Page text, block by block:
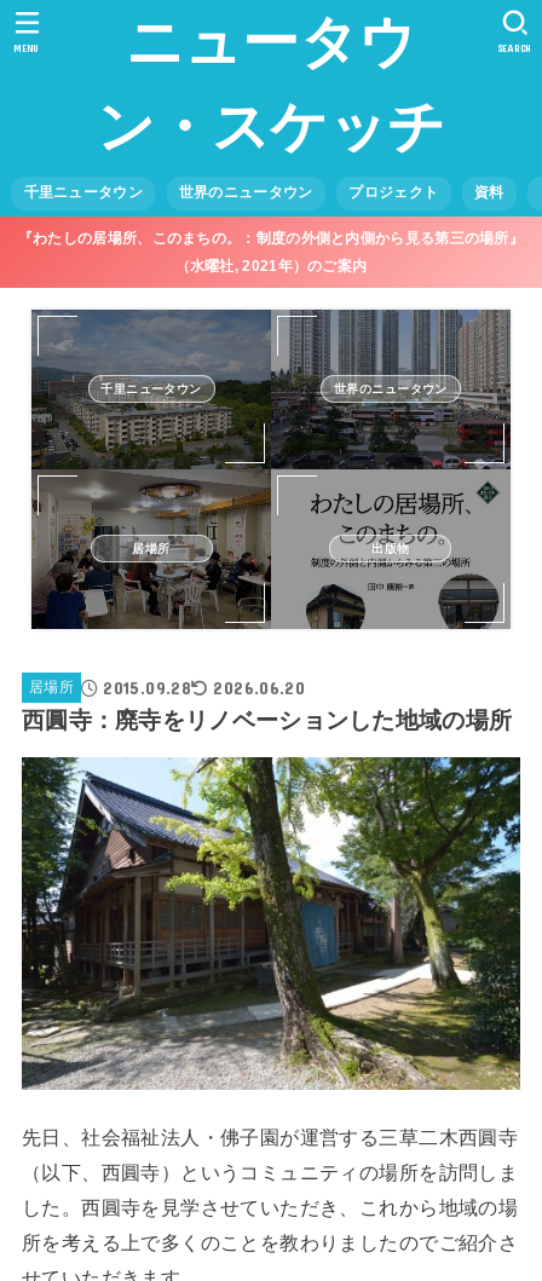
ニュータウ
ン・スケッチ
千里ニュータウン 世界のニュータウン プロジェクト 資料
SEARCH
MENU
『わたしの居場所、このまちの。：制度の外側と内側から見る第三の場所』
（水曜社, 2021年）のご案内
千里ニュータウン 世界のニュータウン
居場所 出版物
居場所 2015.09.28 2026.06.20
西圓寺：廃寺をリノベーションした地域の場所
先日、社会福祉法人・佛子園が運営する三草二木西圓寺
（以下、西圓寺）というコミュニティの場所を訪問しま
した。西圓寺を見学させていただき、これから地域の場
所を考える上で多くのことを教わりましたのでご紹介さ